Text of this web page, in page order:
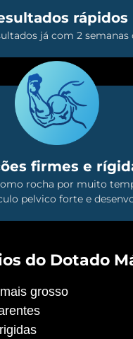
rápidos
já com 2 semanas
firmes e
rocha por muito
pelvico forte e
do Dotado
grosso